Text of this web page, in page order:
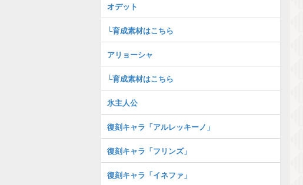
オデット
└育成素材はこちら
アリョーシャ
└育成素材はこちら
氷主人公
復刻キャラ「アルレッキーノ」
復刻キャラ「フリンズ」
復刻キャラ「イネファ」